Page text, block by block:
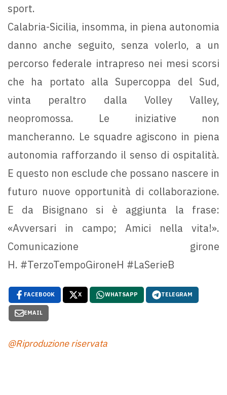
sport.
Calabria-Sicilia, insomma, in piena autonomia
danno anche seguito, senza volerlo, a un
percorso federale intrapreso nei mesi scorsi
che ha portato alla Supercoppa del Sud,
vinta peraltro dalla Volley Valley,
neopromossa. Le iniziative non
mancheranno. Le squadre agiscono in piena
autonomia rafforzando il senso di ospitalità.
E questo non esclude che possano nascere in
futuro nuove opportunità di collaborazione.
E da Bisignano si è aggiunta la frase:
«Avversari in campo; Amici nella vita!».
Comunicazione girone
H. #TerzoTempoGironeH #LaSerieB
FACEBOOK X WHATSAPP TELEGRAM
EMAIL
@Riproduzione riservata